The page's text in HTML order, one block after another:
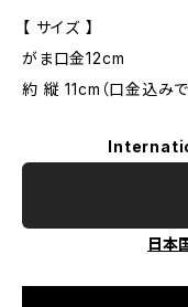
【 サイズ 】
がま口金12cm
約 縦 11cm（口金込み
日本